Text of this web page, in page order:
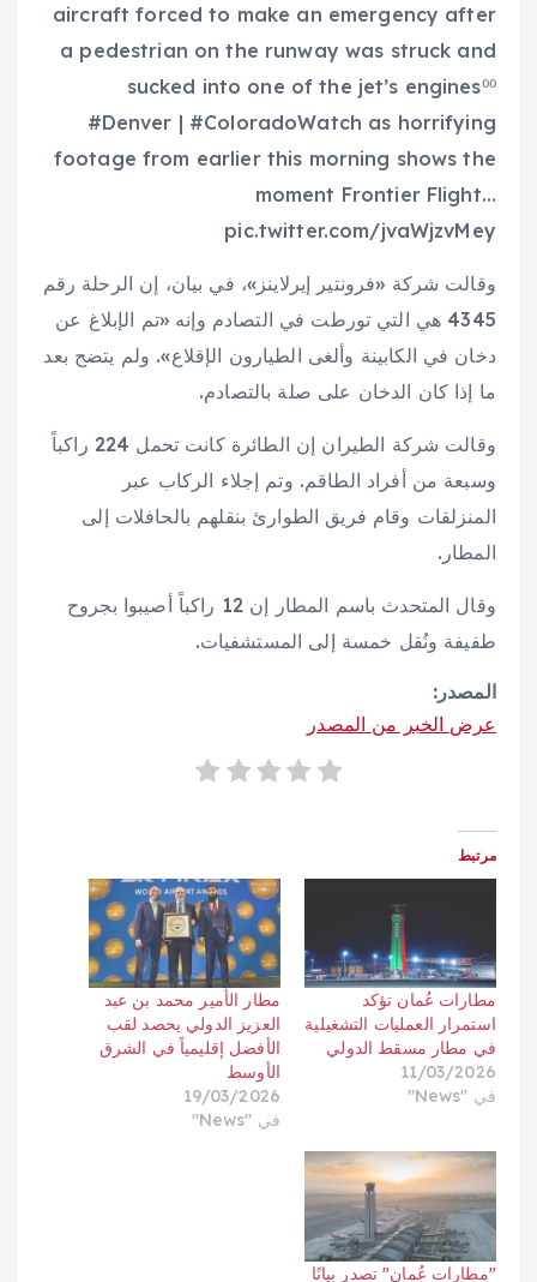
aircraft forced to make an emergency after
a pedestrian on the runway was struck and
sucked into one of the jet’s engines⁰⁰
#Denver | #ColoradoWatch as horrifying
footage from earlier this morning shows the
moment Frontier Flight…
pic.twitter.com/jvaWjzvMey
وقالت شركة «فرونتير إيرلاينز»، في بيان، إن الرحلة رقم
4345 هي التي تورطت في التصادم وإنه «تم الإبلاغ عن
دخان في الكابينة وألغى الطيارون الإقلاع». ولم يتضح بعد
ما إذا كان الدخان على صلة بالتصادم.
وقالت شركة الطيران إن الطائرة كانت تحمل 224 راكباً
وسبعة من أفراد الطاقم. وتم إجلاء الركاب عبر
المنزلقات وقام فريق الطوارئ بنقلهم بالحافلات إلى
المطار.
وقال المتحدث باسم المطار إن 12 راكباً أصيبوا بجروح
طفيفة ونُقل خمسة إلى المستشفيات.
المصدر:
عرض الخبر من المصدر
مرتبط
مطارات عُمان تؤكد
استمرار العمليات التشغيلية
في مطار مسقط الدولي
11/03/2026
في "News"
مطار الأمير محمد بن عبد
العزيز الدولي يحصد لقب
الأفضل إقليمياً في الشرق
الأوسط
19/03/2026
في "News"
"مطارات عُمان" تصدر بيانًا